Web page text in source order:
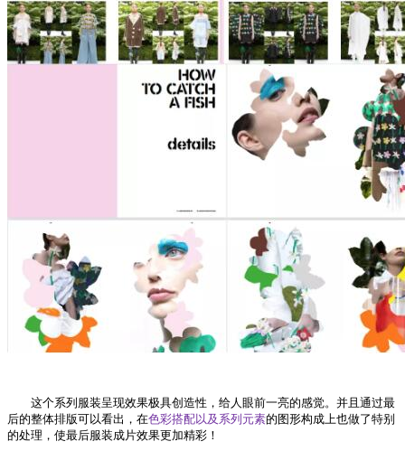
这个系列服装呈现效果极具创造性，给人眼前一亮的感觉。并且通过最
后的整体排版可以看出，在色彩搭配以及系列元素的图形构成上也做了特别
的处理，使最后服装成片效果更加精彩！